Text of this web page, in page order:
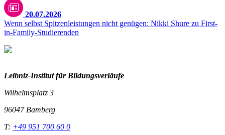
20.07.2026
Wenn selbst Spitzenleistungen nicht genügen: Nikki Shure zu First-
in-Family-Studierenden
Leibniz-Institut für Bildungsverläufe
Wilhelmsplatz 3
96047 Bamberg
T: +49 951 700 60 0